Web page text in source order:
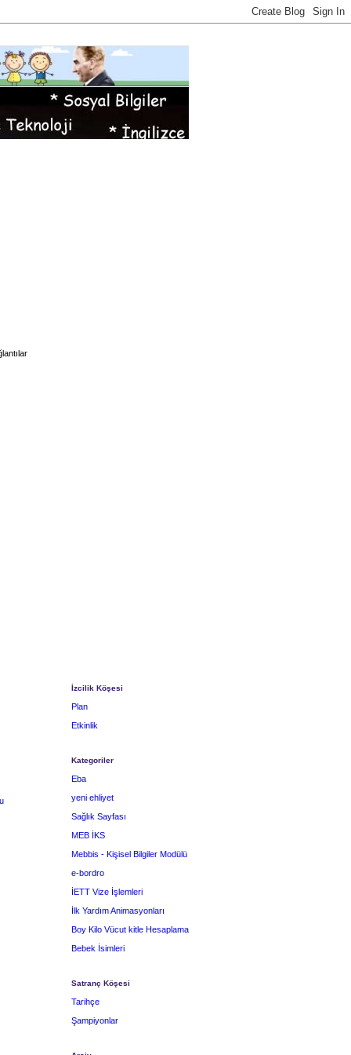
İzcilik Köşesi
Plan
Etkinlik
Kategoriler
Eba
yeni ehliyet
Sağlık Sayfası
MEB İKS
Mebbis - Kişisel Bilgiler Modülü
e-bordro
İETT Vize İşlemleri
İlk Yardım Animasyonları
Boy Kilo Vücut kitle Hesaplama
Bebek İsimleri
Satranç Köşesi
Tarihçe
Şampiyonlar